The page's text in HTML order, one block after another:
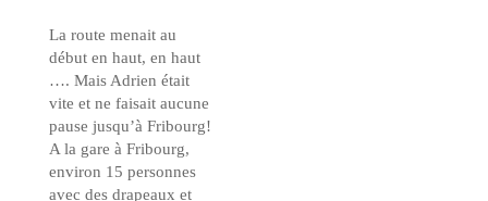
La route menait au
début en haut, en haut
…. Mais Adrien était
vite et ne faisait aucune
pause jusqu’à Fribourg!
A la gare à Fribourg,
environ 15 personnes
avec des drapeaux et